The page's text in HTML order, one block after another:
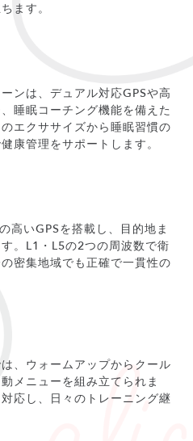
ます。
ンは、デュアル対応GPSや高
睡眠コーチング機能を備えた
エクササイズから睡眠習慣の
康管理をサポートします。
いGPSを搭載し、目的地ま
。L1・L5の2つの周波数で衛
密集地域でも正確で一貫性の
、ウォームアップからクール
メニューを組み立てられま
応し、日々のトレーニング継